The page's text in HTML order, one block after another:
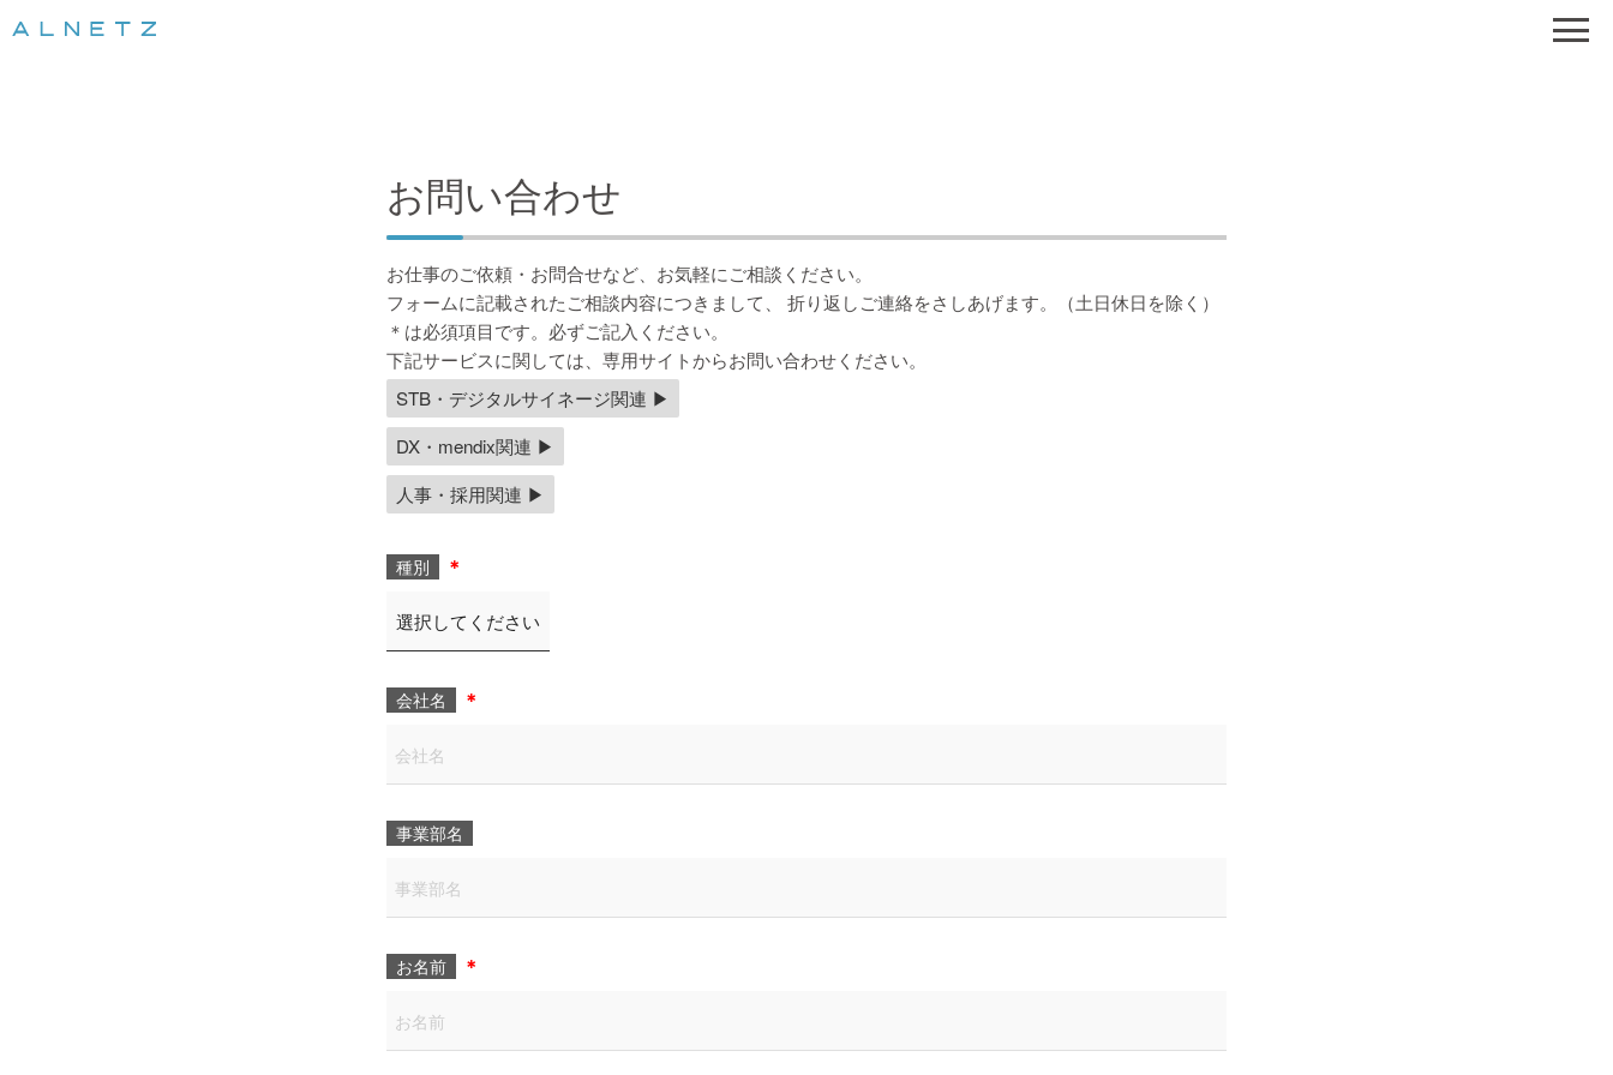
お問い合わせ
お仕事のご依頼・お問合せなど、お気軽にご相談ください。
フォームに記載されたご相談内容につきまして、 折り返しご連絡をさしあげます。（土日休日を除く）
＊は必須項目です。必ずご記入ください。
下記サービスに関しては、専用サイトからお問い合わせください。
STB・デジタルサイネージ関連 ▶︎
DX・mendix関連 ▶︎
人事・採用関連 ▶︎
種別 ＊
会社名 ＊
事業部名
お名前 ＊